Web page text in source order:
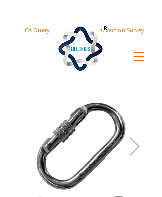
Satisfaction Survey
CA Query